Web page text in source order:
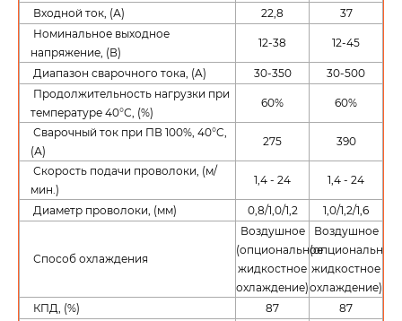
Входной ток, (А) 22,8
37
Номинальное выходное
напряжение, (В)
12-38 12-45
Диапазон сварочного тока, (A) 30-350
30-500
Продолжительность нагрузки при
температуре 40°С, (%)
60% 60%
Сварочный ток при ПВ 100%, 40°C,
(А)
275 390
Скорость подачи проволоки, (м/
мин.)
1,4 - 24 1,4 - 24
Диаметр проволоки, (мм) 0,8/1,0/1,2 1,0/1,2/1,6
Способ охлаждения
Воздушное
(опциональное
жидкостное
охлаждение)
Воздушное
(опциональное
жидкостное
охлаждение)
КПД, (%)
87
87